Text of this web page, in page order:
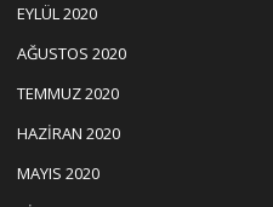
EYLÜL 2020
AĞUSTOS 2020
TEMMUZ 2020
HAZIRAN 2020
MAYIS 2020